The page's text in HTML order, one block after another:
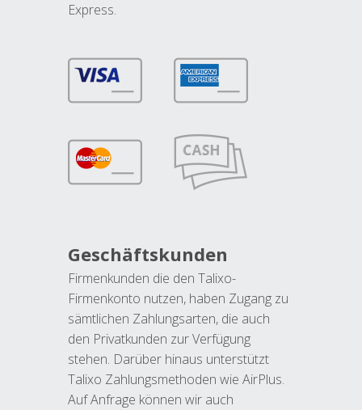
Express.
Geschäftskunden
Firmenkunden die den Talixo-
Firmenkonto nutzen, haben Zugang zu
sämtlichen Zahlungsarten, die auch
den Privatkunden zur Verfügung
stehen. Darüber hinaus unterstützt
Talixo Zahlungsmethoden wie AirPlus.
Auf Anfrage können wir auch